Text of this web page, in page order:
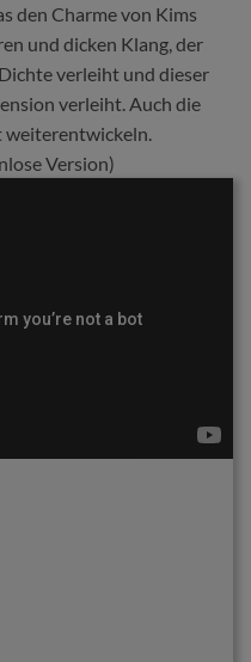
den Charme von Kims
und dicken Klang, der
verleiht und dieser
verleiht. Auch die
weiterentwickeln.
Version)